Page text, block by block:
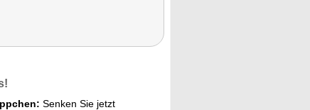
Senken Sie jetzt